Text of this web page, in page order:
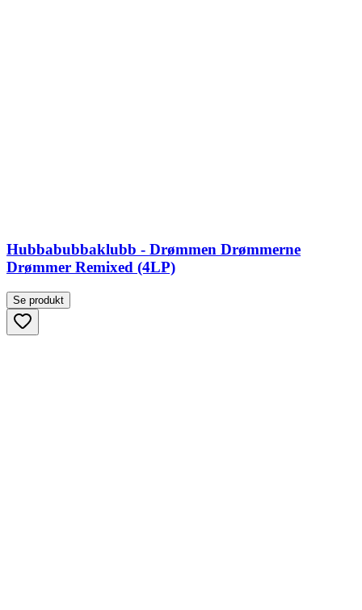
Hubbabubbaklubb - Drømmen Drømmerne
Drømmer Remixed (4LP)
Se produkt